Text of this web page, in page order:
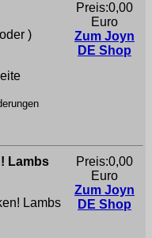
)
Preis:0,00
Euro
Zum Joyn
DE Shop
Lambs
Lambs
Preis:0,00
Euro
Zum Joyn
DE Shop